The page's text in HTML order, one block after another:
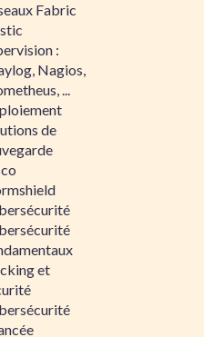
Fabric
:
Nagios,
...
de
et